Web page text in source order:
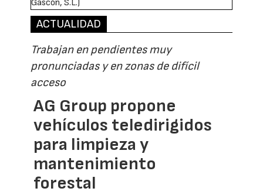
ACTUALIDAD
Trabajan en pendientes muy
pronunciadas y en zonas de difícil
acceso
AG Group propone
vehículos teledirigidos
para limpieza y
mantenimiento
forestal